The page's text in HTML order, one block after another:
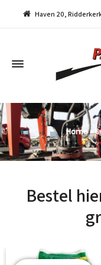
Haven 20,
Home»
Bestel